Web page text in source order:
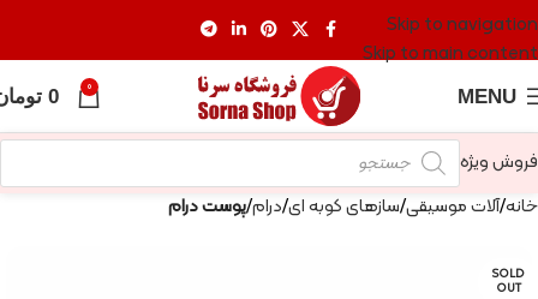
Skip to navigation
Skip to main content
MENU
0
0
فروش ویژه
خانه آلات موسیقی سازهای کوبه ای درام پوست درام
SOLD
OUT